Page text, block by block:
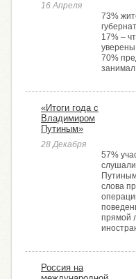
16 Апреля
73%
17% –
70%
«Итоги года с
Владимиром
Путиным»
28 Декабря
57%
слова
прямой
Россия на